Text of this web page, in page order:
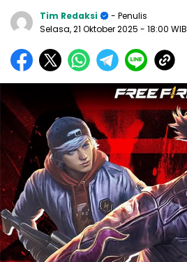
Tim Redaksi
- Penulis
Selasa, 21 Oktober 2025 - 18:00 WIB